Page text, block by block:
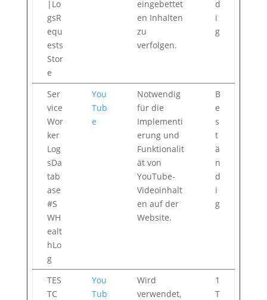
|Lo
gsR
equ
ests
Stor
e
eingebettet
en Inhalten
zu
verfolgen.
d
i
g
Ser
vice
Wor
ker
Log
sDa
tab
ase
#S
WH
ealt
hLo
g
You
Tub
e
Notwendig
für die
Implementi
erung und
Funktionalit
ät von
YouTube-
Videoinhalt
en auf der
Website.
B
e
s
t
ä
n
d
i
g
TES
TC
You
Tub
Wird
verwendet,
1
T